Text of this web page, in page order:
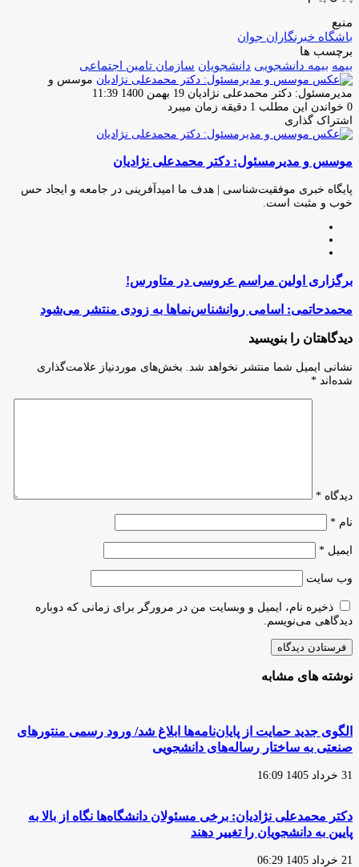
منبع
باشگاه خبرنگاران جوان
برچسب ها
بیمه بیمه دانشجویی دانشجویان سازمان تامین اجتماعی
موسس و
مدیرمسئول: دکتر محمدعلی نژادیان ارسال
ایمیل
19 بهمن 1400 11:39
0 خواندن این مطلب 1 دقیقه زمان میبرد
اشتراک گذاری
فیس
توئیتر
لینکدین
واتس
تلگرام
اشتراک
از
ایمیل
چاپ
موسس و مدیرمسئول: دکتر محمدعلی نژادیان
پایگاه خبری موفقیت‌شناسی | هدف ما امیدآفرینی در جامعه و ایجاد حس
خوب و مثبت است.
برگزاری
اولین
مراسم
عروسی
متاورس!
برگزاری اولین مراسم عروسی در متاورس!
محمدحاتمی:
روانشناس‌نماها
زودی
منتشر
محمدحاتمی: اسامی روانشناس‌نماها به زودی منتشر می‌شود
دیدگاهتان را بنویسید
نشانی ایمیل شما منتشر نخواهد شد.
بخش‌های موردنیاز علامت‌گذاری
شده‌اند *
دیدگاه *
نام *
ایمیل *
وب‌ سایت
ذخیره نام، ایمیل و وبسایت من در مرورگر برای زمانی که دوباره
دیدگاهی می‌نویسم.
نوشته های مشابه
الگوی جدید حمایت از پایان‌نامه‌ها ابلاغ شد/ ورود رسمی منتور‌های
صنعتی به ساختار رساله‌های دانشجویی
31 خرداد 1405 16:09
دکتر محمدعلی نژادیان: برخی مسئولان دانشگاه‌ها نگاه از بالا به
پایین به دانشجویان را تغییر دهند
21 خرداد 1405 06:29